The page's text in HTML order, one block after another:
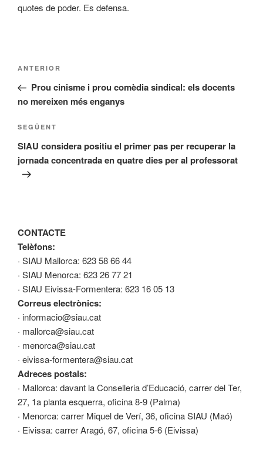
quotes de poder. Es defensa.
Navegació
Entrada
anterior
ANTERIOR
Prou cinisme i prou comèdia sindical: els docents
no mereixen més enganys
Entrada
següent
SEGÜENT
SIAU considera positiu el primer pas per recuperar la
jornada concentrada en quatre dies per al professorat
CONTACTE
Telèfons:
· SIAU Mallorca: 623 58 66 44
· SIAU Menorca: 623 26 77 21
· SIAU Eivissa-Formentera: 623 16 05 13
Correus electrònics:
· informacio@siau.cat
· mallorca@siau.cat
· menorca@siau.cat
· eivissa-formentera@siau.cat
Adreces postals:
· Mallorca: davant la Conselleria d’Educació, carrer del Ter,
27, 1a planta esquerra, oficina 8-9 (Palma)
· Menorca: carrer Miquel de Verí, 36, oficina SIAU (Maó)
· Eivissa: carrer Aragó, 67, oficina 5-6 (Eivissa)